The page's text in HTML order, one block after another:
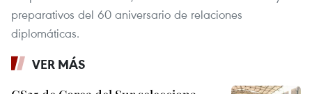
preparativos del 60 aniversario de relaciones
diplomáticas.
VER MÁS